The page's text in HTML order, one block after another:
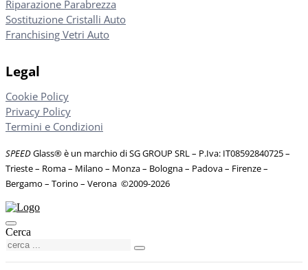
Riparazione Parabrezza
Sostituzione Cristalli Auto
Franchising Vetri Auto
Legal
Cookie Policy
Privacy Policy
Termini e Condizioni
SPEEDGlass® è un marchio di SG GROUP SRL – P.Iva: IT08592840725–
Trieste – Roma – Milano – Monza – Bologna – Padova – Firenze –
Bergamo – Torino – Verona ©2009-2026
Cerca